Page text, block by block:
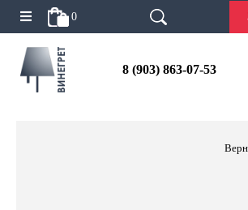
0
8 (903) 863-07-53